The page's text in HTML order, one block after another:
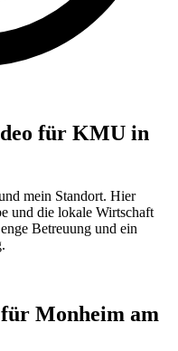
für KMU in
mein Standort. Hier
und die lokale Wirtschaft
Betreuung und ein
Monheim am